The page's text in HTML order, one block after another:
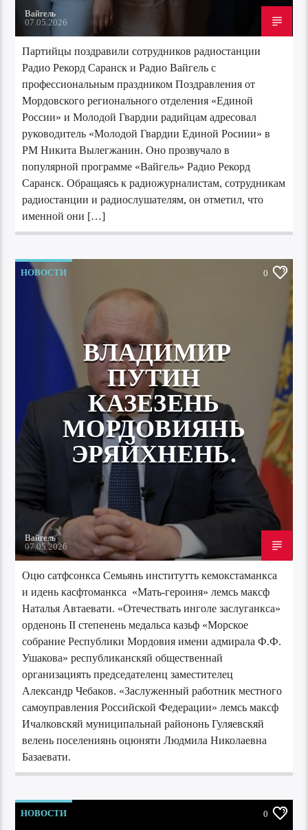
Вайгель
07.05.2026
Партийцы поздравили сотрудников радиостанции
Радио Рекорд Саранск и Радио Вайгель с
профессиональным праздником Поздравления от
Мордовского регионального отделения «Единой
России» и Молодой Гвардии радийцам адресовал
руководитель «Молодой Гвардии Единой Росиии» в
РМ Никита Вылегжанин. Оно прозвучало в
популярной программе «Вайгель» Радио Рекорд
Саранск. Обращаясь к радиожурналистам, сотрудникам
радиостанции и радиослушателям, он отметил, что
именной они […]
НОВОСТИ 0
ВЛАДИМИР
ПУТИН
КАЗЕЗЕНЬ
МОРДОВИЯНЬ
ЭРЯЙХНЕНЬ.
Вайгель
07.05.2026
Оцю сатфсонкса Семьянь институтть кемокстаманкса
и идень касфтоманкса «Мать-героиня» лемсь максф
Наталья Автаевати. «Отечествать инголе заслуганкса»
орденонь II степенень медальса казьф «Морское
собрание Республики Мордовия имени адмирала Ф.Ф.
Ушакова» республиканскяй общественнай
организациять председателенц заместителец
Александр Чебаков. «Заслуженный работник местного
самоуправления Российской Федерации» лемсь максф
Ичалковскяй муниципальнай райононь Гуляевскяй
велень поселениянь оцюняти Людмила Николаевна
Базаевати.
НОВОСТИ 0